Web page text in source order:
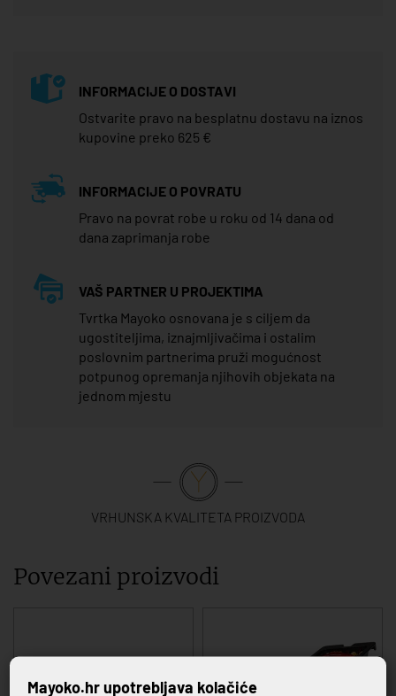
INFORMACIJE O DOSTAVI
Ostvarite pravo na besplatnu dostavu na iznos
kupovine preko 625 €
INFORMACIJE O POVRATU
Pravo na povrat robe u roku od 14 dana od
dana zaprimanja robe
VAŠ PARTNER U PROJEKTIMA
Tvrtka Mayoko osnovana je s ciljem da
ugostiteljima, iznajmljivačima i ostalim
poslovnim partnerima pruži mogućnost
potpunog opremanja njihovih objekata na
jednom mjestu
VRHUNSKA KVALITETA PROIZVODA
Povezani proizvodi
Mayoko.hr upotrebljava kolačiće